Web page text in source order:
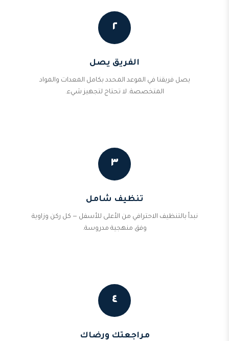
٢
الفريق يصل
يصل فريقنا في الموعد المحدد بكامل المعدات والمواد
المتخصصة. لا تحتاج لتجهيز شيء.
٣
تنظيف شامل
نبدأ بالتنظيف الاحترافي من الأعلى للأسفل — كل ركن وزاوية
وفق منهجية مدروسة.
٤
مراجعتك ورضاك